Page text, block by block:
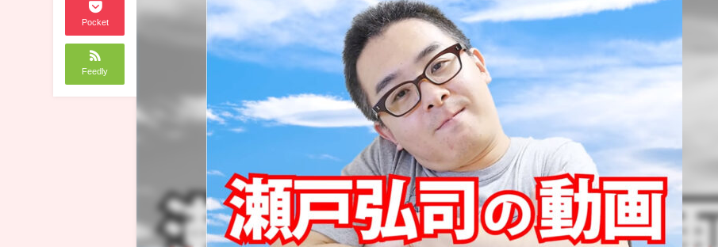
Pocket
Feedly